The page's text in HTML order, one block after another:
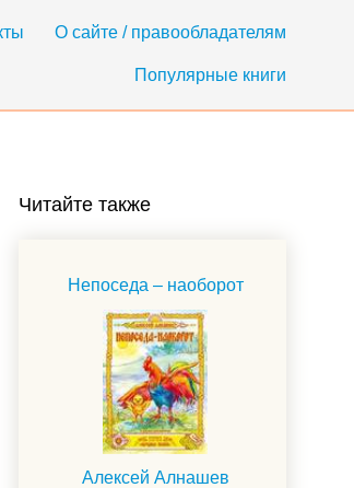
О сайте / правообладателям
Популярные книги
Читайте также
Непоседа – наоборот
Алексей Алнашев